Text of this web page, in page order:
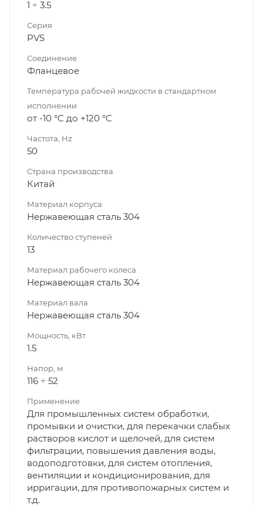
1 ÷ 3.5
Серия
PVS
Соединение
Фланцевое
Температура рабочей жидкости в стандартном
исполнении
от -10 °C до +120 °C
Частота, Hz
50
Страна производства
Китай
Материал корпуса
Нержавеющая сталь 304
Количество ступеней
13
Материал рабочего колеса
Нержавеющая сталь 304
Материал вала
Нержавеющая сталь 304
Мощность, кВт
1.5
Напор, м
116 ÷ 52
Применение
Для промышленных систем обработки,
промывки и очистки, для перекачки слабых
растворов кислот и щелочей, для систем
фильтрации, повышения давления воды,
водоподготовки, для систем отопления,
вентиляции и кондиционирования, для
ирригации, для противопожарных систем и
т.д.